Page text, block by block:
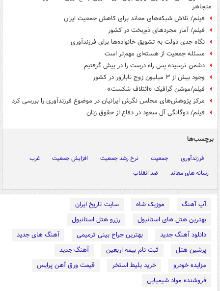
متجاهر
فیلم/ تلاش شبکه‌های معاند برای کاهش جمعیت ایران
فیلم/ آمار مجردهای دَمِ‌بخت در کشور
نگاه جدی دولت به تشویق خانواده‌ها برای فرزندآوری
مسئله جمعیت از هسته‌ای مهم‌تر است
دشمن ترسیده پس راه درست را در پیش گرفتیم
وجود بیش از ۳ میلیون زوج نابارور در کشور
فیلم/موشن گرافیک «ائتلاف شکست»
مرکز پژوهش‌های مجلس نگرش ایرانیان در موضوع فرزندآوری را بررسی کرد
فیلم/ دوگانگی آل سعود در دفاع از حقوق زنان
برچسب‌ها
فرزندآوری جمعیت نرخ رشد جمعیت افزایش جمعیت
غرب
رسانه های معاند
ضد انقلاب
آپ آهنگ موزیک شاه
سایت تاریخ ایران
بهترین هتل های استانبول
رزرو هتل استانبول
دانلود آهنگ جدید
بهترین جراح بینی ترمیمی
آهنگ های جدید
پرشین هتل
ثبت نام بیمه اربعین
آهنگ جدید
مزایده خودرو
خرید بلیط استخر
قیمت ورق آهن پرایس
فروشنده مواد شیمیایی